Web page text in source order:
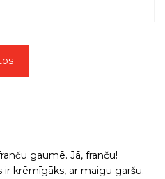
gaumē. Jā, franču!
krēmīgāks, ar maigu garšu.